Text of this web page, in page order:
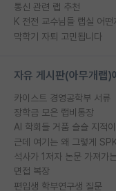
통신 관련 랩 추천
K 전전 교수님들 랩실 어떤
막학기 자퇴 고민됩니다
자유 게시판(아무개랩)
카이스트 경영공학부 서류
장학금 모은 랩비통장
AI 학회들 거품 슬슬 지적
근데 여기는 왜 그렇게
석사가 1저자 논문 가져가
면접 복장
편입생 학부연구생 질문